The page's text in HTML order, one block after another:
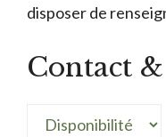
disposer de
Contact